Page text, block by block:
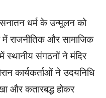
सनातन धर्म के उन्मूलन को
राजनीतिक और सामाजिक
स्थानीय संगठनों ने मंदिर
कार्यकर्ताओं ने उदयनिधि
और कतारबद्ध होकर